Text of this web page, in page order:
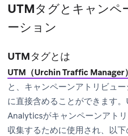
UTMタグとキャンペ
ーション
UTMタグとは
UTM（Urchin Traffic Manager
と、キャンペーンアトリビュ
に直接含めることができます
Analyticsがキャンペーンアト
収集するために使用され、以